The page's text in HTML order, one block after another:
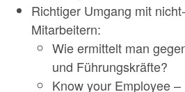
Richtiger Umgang mit
Mitarbeitern:
Wie ermittelt man
und Führungskräfte?
Know your Employee